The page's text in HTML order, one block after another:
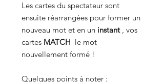
Les cartes du spectateur sont
ensuite réarrangées pour former un
nouveau mot et en un instant, vos
cartes MATCH le mot
nouvellement formé !
Quelques points à noter :